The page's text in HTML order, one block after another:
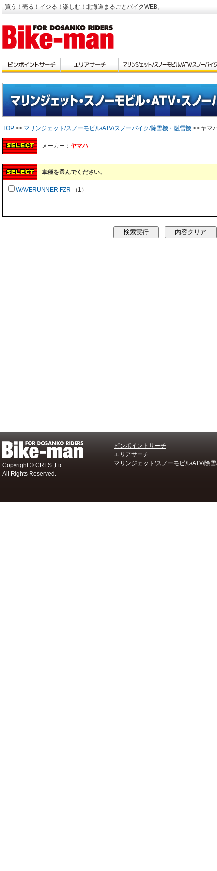
買う！売る！イジる！楽しむ！北海道まるごとバイクWEB。
TOP >> マリンジェット/スノーモビル/ATV/スノーバイク/除雪機・融雪機 >> ヤマ
メーカー： ヤマハ
車種を選んでください。
WAVERUNNER FZR （1）
Copyright © CRES.,Ltd.
All Rights Reserved.
ピンポイントサーチ
エリアサーチ
マリンジェット/スノーモビル/ATV/除